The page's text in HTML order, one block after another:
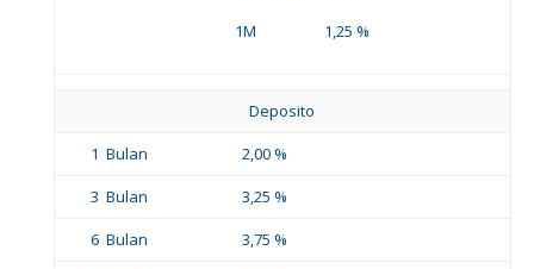
1M 1,25 %
Deposito
1 Bulan
2,00 %
3 Bulan
3,25 %
6 Bulan
3,75 %